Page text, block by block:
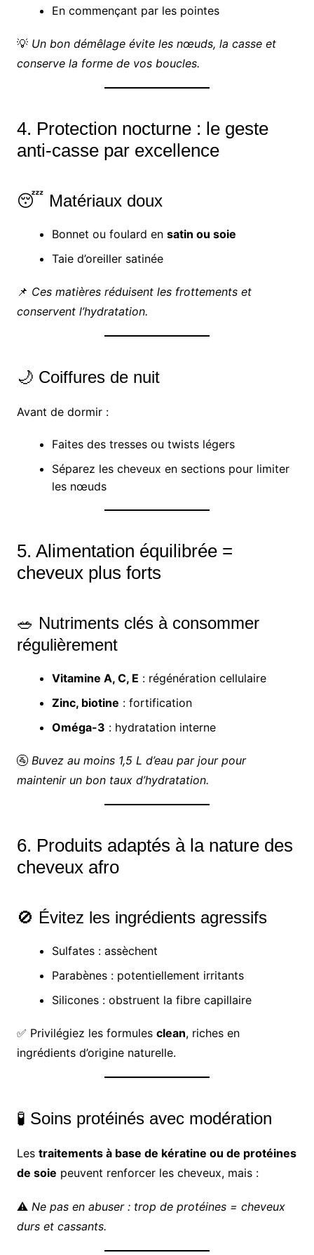
En commençant par les pointes
💡 Un bon démêlage évite les nœuds, la casse et
conserve la forme de vos boucles.
4. Protection nocturne : le geste
anti-casse par excellence
😴 Matériaux doux
Bonnet ou foulard en satin ou soie
Taie d’oreiller satinée
📌 Ces matières réduisent les frottements et
conservent l’hydratation.
🌙 Coiffures de nuit
Avant de dormir :
Faites des tresses ou twists légers
Séparez les cheveux en sections pour limiter
les nœuds
5. Alimentation équilibrée =
cheveux plus forts
🥗 Nutriments clés à consommer
régulièrement
Vitamine A, C, E : régénération cellulaire
Zinc, biotine : fortification
Oméga-3 : hydratation interne
🚰 Buvez au moins 1,5 L d’eau par jour pour
maintenir un bon taux d’hydratation.
6. Produits adaptés à la nature des
cheveux afro
🚫 Évitez les ingrédients agressifs
Sulfates : assèchent
Parabènes : potentiellement irritants
Silicones : obstruent la fibre capillaire
✅ Privilégiez les formules clean, riches en
ingrédients d’origine naturelle.
🧪 Soins protéinés avec modération
Les traitements à base de kératine ou de protéines
de soie peuvent renforcer les cheveux, mais :
⚠️ Ne pas en abuser : trop de protéines = cheveux
durs et cassants.